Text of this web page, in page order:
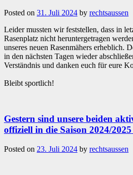
Posted on 31. Juli 2024 by rechtsaussen
Leider mussten wir feststellen, dass in
Rasenplatz nicht heruntergetragen
unseres neuen Rasenmähers erheblich.
in den nächsten Tagen wieder
Verständnis und danken euch für eure
Bleibt sportlich!
Gestern sind unsere beiden
offiziell in die Saison 2024/2025
Posted on 23. Juli 2024 by rechtsaussen